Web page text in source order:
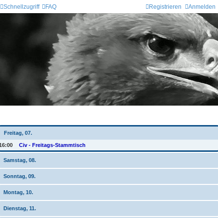
Schnellzugriff FAQ Anmelden
Registrieren
Freitag, 07.
Civ - Freitags-Stammtisch
Samstag, 08.
Sonntag, 09.
Montag, 10.
Dienstag, 11.